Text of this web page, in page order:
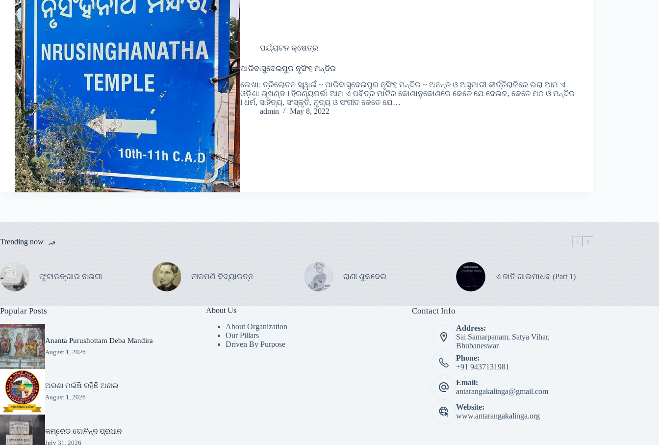
ପର୍ଯ୍ୟଟନ କ୍ଷେତ୍ର
ପାରିବାସୁଦେଇପୁର ନୃସିଂହ ମନ୍ଦିର
ଲେଖା: ତ୍ରିଲୋଚନ ସ୍ୱାଇଁ ~ ପାରିବାସୁଦେଇପୁର ନୃସିଂହ ମନ୍ଦିର ~ ଅନନ୍ତ ଓ ଅସୁମାରୀ କୀର୍ତ୍ତିରାଜିରେ ଭରା ଆମ ଏ
ଓଡ଼ିଶା ଭୂଖଣ୍ଡ l ହିରଣ୍ୟଗର୍ଭା ଆମ ଏ ପବିତ୍ର ମାଟିର କୋଣାନୁକୋଣରେ କେତେ ଯେ ଦେଉଳ, କେତେ ମଠ ଓ ମନ୍ଦିର
l ଧର୍ମ, ସାହିତ୍ୟ, ସଂସ୍କୃତି, ନୃତ୍ୟ ଓ ସଂଗୀତ କେତେ ଯେ…
admin
May 8, 2022
Trending now
ଫୁଟାଡଙ୍ଗାର ନାଉରୀ ନୀଳମଣି ବିଦ୍ୟାରତ୍ନ ରାଣୀ ଶୁକଦେଇ ଏ ଜାତି ଗାଲମାଧବ (Part 1)
Popular Posts
Ananta Purushottam Deba Mandira
August 1, 2026
ଅରଣା ମଇଁଷି ରହିଛି ଅନାଇ
August 1, 2026
କମ୍ରେଡ ଗୋବିନ୍ଦ ପ୍ରଧାନ
July 31, 2026
About Us
About Organization
Our Pillars
Driven By Purpose​
Contact Info
Address:
Sai Samarpanam, Satya Vihar,
Bhubaneswar
Phone:
+91 9437131981
Email:
antarangakalinga@gmail.com
Website:
www.antarangakalinga.org